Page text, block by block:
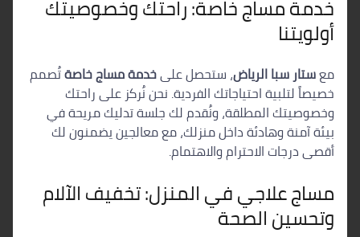
خدمة مساج خاصة: راحتك وخصوصيتك
أولويتنا
معستار سبا الرياض، ستحصل علىخدمة مساج خاصةتُصمم
خصيصاً لتلبية احتياجاتك الفردية. نحن نُركز على راحتك
وخصوصيتك المطلقة، ونُقدم لك جلسة تدليك مريحة في
بيئة آمنة وهادئة داخل منزلك، مع معالجين يضمنون لك
أقصى درجات الاحترام والاهتمام.
مساج علاجي في المنزل: تخفيف الآلام
وتحسين الصحة